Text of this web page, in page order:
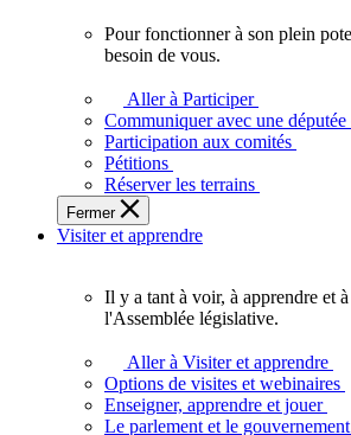
plein
potentiel,
l'Assemblée
a
besoin
de
Pour fonctionner à son plein
besoin de vous.
Aller à Participer
Communiquer avec une
Participation aux comités
Pétitions
Réserver les terrains
Fermer
Visiter et apprendre
voir,
Il y a tant à voir, à apprendre et
l'Assemblée législative.
Aller à Visiter et apprendre
Options de visites et webinaires
Enseigner, apprendre et jouer
Le parlement et le gouvernement